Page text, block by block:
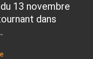
13 novembre
dans